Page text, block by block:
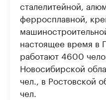
сталелитейной,
ферросплавной,
настоящее время
работают 4600
Новосибирской
чел., в Ростовской
чел.